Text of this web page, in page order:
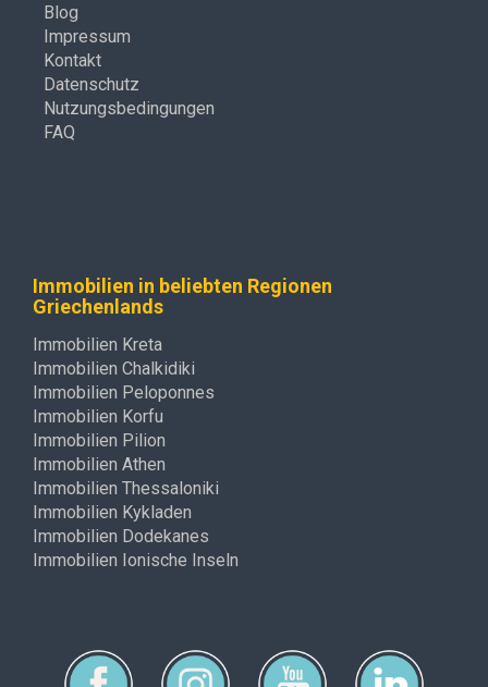
Blog
Impressum
Kontakt
Datenschutz
Nutzungsbedingungen
FAQ
Immobilien in beliebten Regionen
Griechenlands
Immobilien Kreta
Immobilien Chalkidiki
Immobilien Peloponnes
Immobilien Korfu
Immobilien Pilion
Immobilien Athen
Immobilien Thessaloniki
Immobilien Kykladen
Immobilien Dodekanes
Immobilien Ionische Inseln